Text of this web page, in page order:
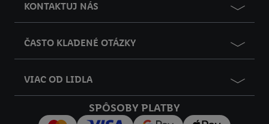
KONTAKTUJ NÁS
ČASTO KLADENÉ OTÁZKY
VIAC OD LIDLA
SPÔSOBY PLATBY